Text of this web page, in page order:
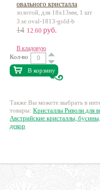
овального кристалла
золотой, для 18х13мм, 1 шт
3.se.oval-1813-gold-b
14 12.60 руб.
В кладовую
Кол-во
В корзину
Также Вы можете выбрать в
товары: Кристаллы Риволи для
Австрийские кристаллы,
декор